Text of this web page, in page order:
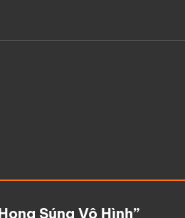
Súng Vô Hình”